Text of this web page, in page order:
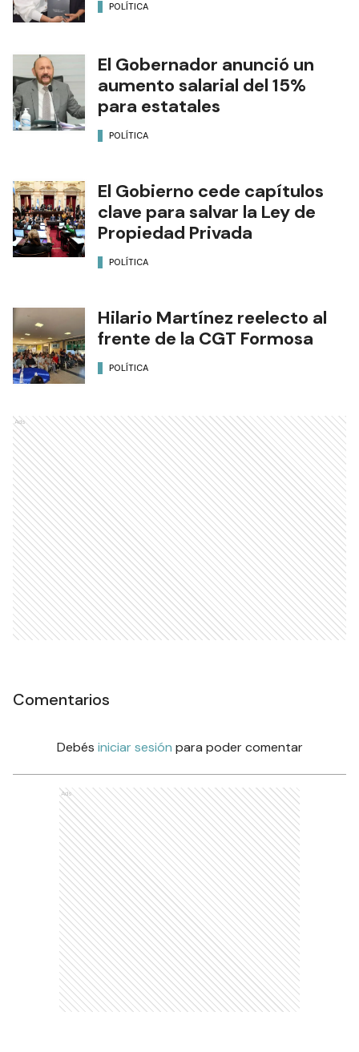
POLÍTICA
El Gobernador anunció un
aumento salarial del 15%
para estatales
POLÍTICA
El Gobierno cede capítulos
clave para salvar la Ley de
Propiedad Privada
POLÍTICA
Hilario Martínez reelecto al
frente de la CGT Formosa
POLÍTICA
Ads
Comentarios
Debés iniciar sesión para poder comentar
Ads